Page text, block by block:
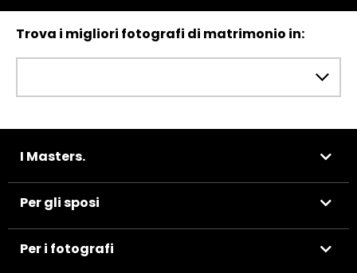
Trova i migliori fotografi di matrimonio in:
I Masters.
Per gli sposi
Per i fotografi